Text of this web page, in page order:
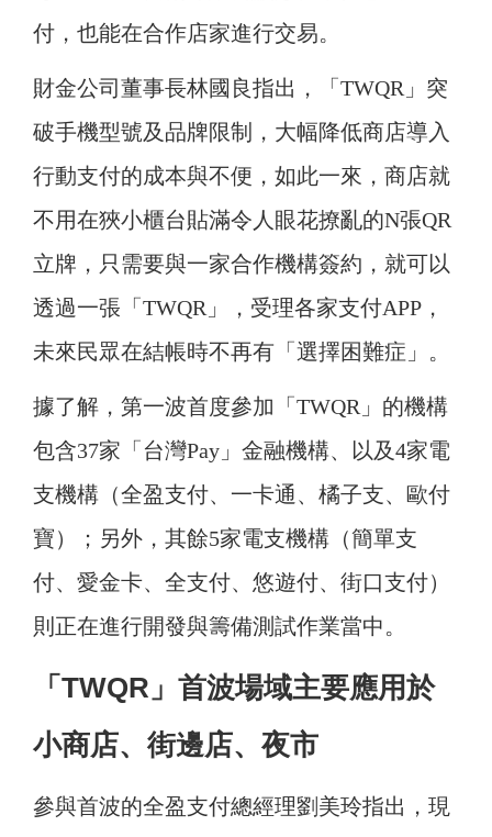
付，也能在合作店家進行交易。
財金公司董事長林國良指出，「TWQR」突
破手機型號及品牌限制，大幅降低商店導入
行動支付的成本與不便，如此一來，商店就
不用在狹小櫃台貼滿令人眼花撩亂的N張QR
立牌，只需要與一家合作機構簽約，就可以
透過一張「TWQR」，受理各家支付APP，
未來民眾在結帳時不再有「選擇困難症」。
據了解，第一波首度參加「TWQR」的機構
包含37家「台灣Pay」金融機構、以及4家電
支機構（全盈支付、一卡通、橘子支、歐付
寶）；另外，其餘5家電支機構（簡單支
付、愛金卡、全支付、悠遊付、街口支付）
則正在進行開發與籌備測試作業當中。
「TWQR」首波場域主要應用於
小商店、街邊店、夜市
參與首波的全盈支付總經理劉美玲指出，現